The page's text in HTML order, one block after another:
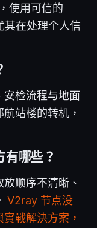
使用可信的
其在处理个人信
检流程与地面
站楼的转机，
有哪些？
顺序不清晰、
V2ray 节点没
戰解決方案，